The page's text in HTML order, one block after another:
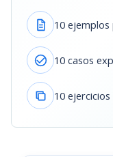
10 ejemplos
10 casos
10